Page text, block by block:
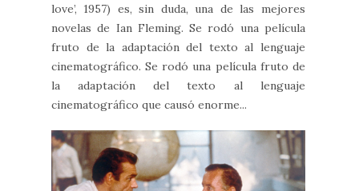
love’, 1957) es, sin duda, una de las mejores
novelas de Ian Fleming. Se rodó una película
fruto de la adaptación del texto al lenguaje
cinematográfico. Se rodó una película fruto de
la adaptación del texto al lenguaje
cinematográfico que causó enorme...